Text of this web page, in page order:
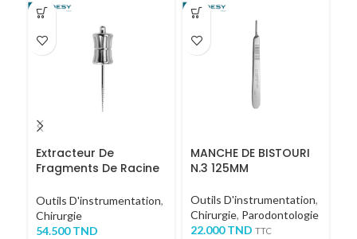
Extracteur De
Fragments De Racine
Outils D'instrumentation,
Chirurgie
54.500TND
MANCHE DE BISTOURI
N.3 125MM
Outils D'instrumentation,
Chirurgie, Parodontologie
22.000TND TTC